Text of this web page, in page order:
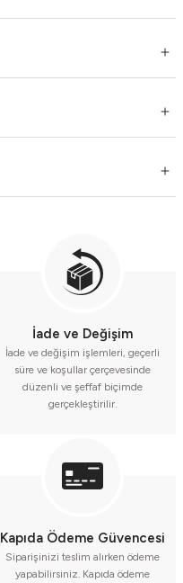
İade ve Değişim
İade ve değişim işlemleri, geçerli
süre ve koşullar çerçevesinde
düzenli ve şeffaf biçimde
gerçekleştirilir.
Kapıda Ödeme Güvencesi
Siparişinizi teslim alırken ödeme
yapabilirsiniz. Kapıda ödeme